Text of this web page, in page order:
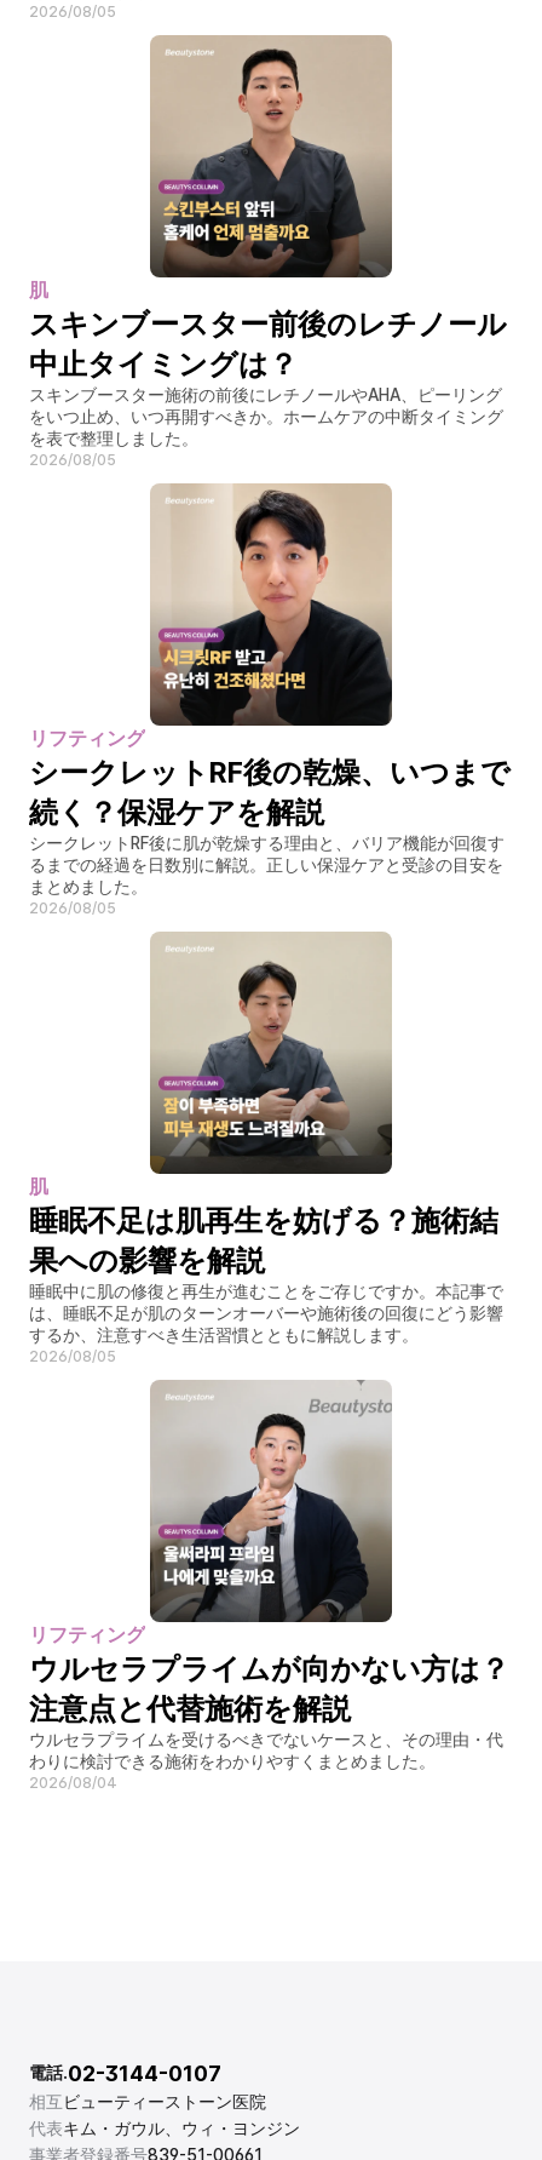
2026/08/05
肌
スキンブースター前後のレチノール
中止タイミングは？
スキンブースター施術の前後にレチノールやAHA、ピーリング
をいつ止め、いつ再開すべきか。ホームケアの中断タイミング
を表で整理しました。
2026/08/05
リフティング
シークレットRF後の乾燥、いつまで
続く？保湿ケアを解説
シークレットRF後に肌が乾燥する理由と、バリア機能が回復す
るまでの経過を日数別に解説。正しい保湿ケアと受診の目安を
まとめました。
2026/08/05
肌
睡眠不足は肌再生を妨げる？施術結
果への影響を解説
睡眠中に肌の修復と再生が進むことをご存じですか。本記事で
は、睡眠不足が肌のターンオーバーや施術後の回復にどう影響
するか、注意すべき生活習慣とともに解説します。
2026/08/05
リフティング
ウルセラプライムが向かない方は？
注意点と代替施術を解説
ウルセラプライムを受けるべきでないケースと、その理由・代
わりに検討できる施術をわかりやすくまとめました。
2026/08/04
相互ビューティーストーン医院
代表キム・ガウル、ウィ・ヨンジン
事業者登録番号839-51-00661
電話.02-3144-0107